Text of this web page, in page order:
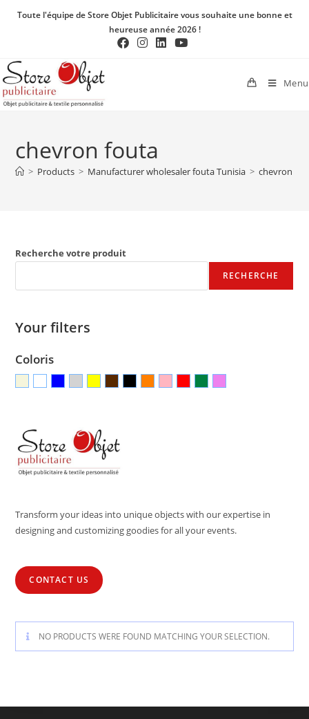
Toute l'équipe de Store Objet Publicitaire vous souhaite une bonne et
heureuse année 2026 !
Menu
chevron fouta
> Products > Manufacturer wholesaler fouta Tunisia > chevron
Recherche votre produit
RECHERCHE
Your filters
Coloris
Transform your ideas into unique objects with our expertise in
designing and customizing goodies for all your events.
CONTACT US
NO PRODUCTS WERE FOUND MATCHING YOUR SELECTION.